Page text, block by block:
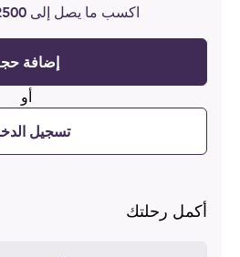
اكسب ما يصل إلى2500 نقطة إضافية
إضافة حجز
تسجيل الدخول
أكمل رحلتك